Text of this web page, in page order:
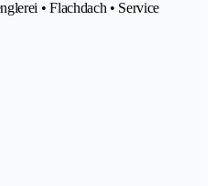
• Flachdach • Service